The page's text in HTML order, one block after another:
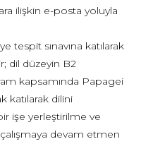
ilişkin e-posta yoluyla
tespit sınavına katılarak
dil düzeyin B2
kapsamında Papagei
katılarak dilini
işe yerleştirilme ve
devam etmen